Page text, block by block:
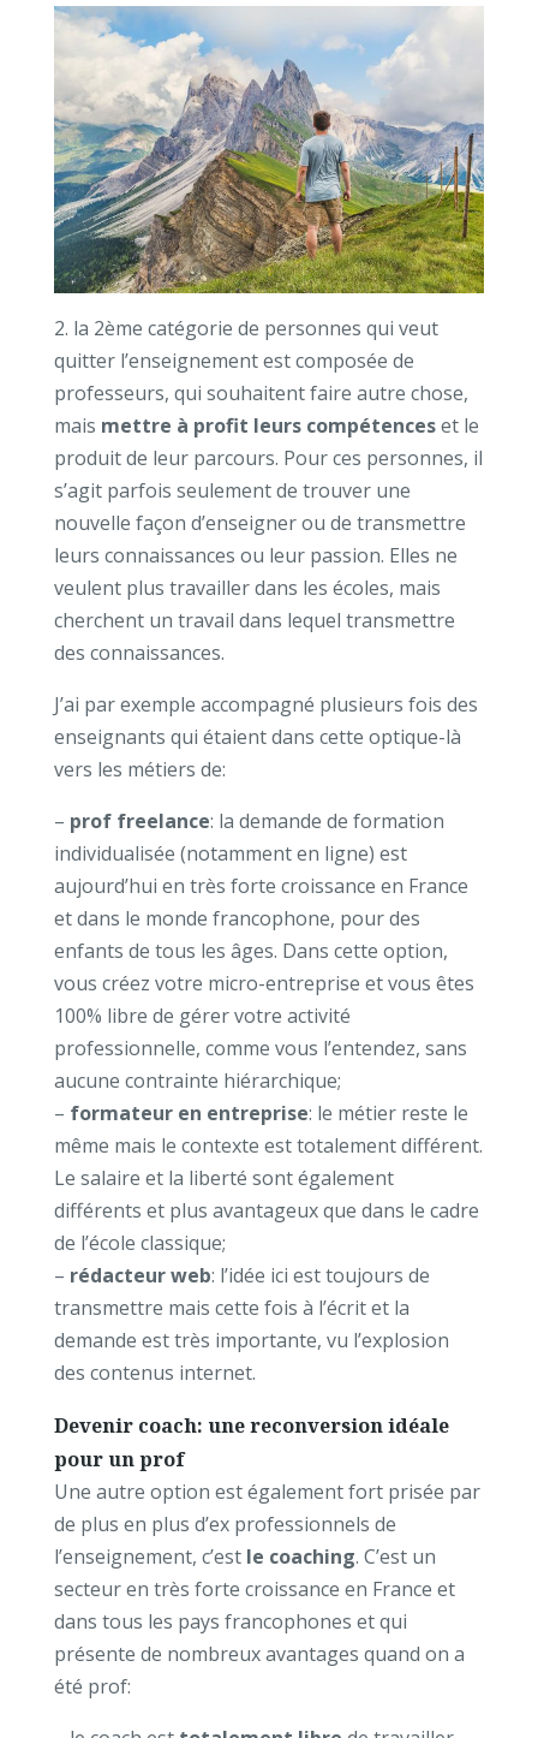
2. la 2ème catégorie de personnes qui veut
quitter l’enseignement est composée de
professeurs, qui souhaitent faire autre chose,
mais mettre à profit leurs compétenceset le
produit de leur parcours. Pour ces personnes, il
s’agit parfois seulement de trouver une
nouvelle façon d’enseigner ou de transmettre
leurs connaissances ou leur passion. Elles ne
veulent plus travailler dans les écoles, mais
cherchent un travail dans lequel transmettre
des connaissances.
J’ai par exemple accompagné plusieurs fois des
enseignants qui étaient dans cette optique-là
vers les métiers de:
– prof freelance: la demande de formation
individualisée (notamment en ligne) est
aujourd’hui en très forte croissance en France
et dans le monde francophone, pour des
enfants de tous les âges. Dans cette option,
vous créez votre micro-entreprise et vous êtes
100% libre de gérer votre activité
professionnelle, comme vous l’entendez, sans
aucune contrainte hiérarchique;
– formateur en entreprise: le métier reste le
même mais le contexte est totalement différent.
Le salaire et la liberté sont également
différents et plus avantageux que dans le cadre
de l’école classique;
– rédacteur web: l’idée ici est toujours de
transmettre mais cette fois à l’écrit et la
demande est très importante, vu l’explosion
des contenus internet.
Devenir coach: une reconversion idéale
pour un prof
Une autre option est également fort prisée par
de plus en plus d’ex professionnels de
l’enseignement, c’est le coaching. C’est un
secteur en très forte croissance en France et
dans tous les pays francophones et qui
présente de nombreux avantages quand on a
été prof: